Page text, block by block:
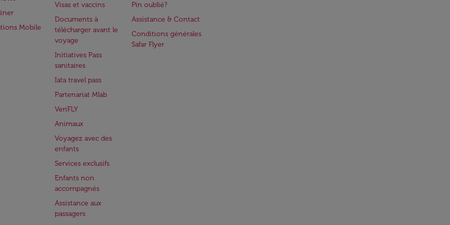
Mobile
Visas et vaccins
Documents à
télécharger avant le
voyage
Initiatives Pass
sanitaires
Iata travel pass
Partenariat Mlab
VeriFLY
Animaux
Voyagez avec des
enfants
Services exclusifs
Enfants non
accompagnés
Assistance aux
passagers
Pin oublié?
Assistance & Contact
Conditions générales
Safar Flyer